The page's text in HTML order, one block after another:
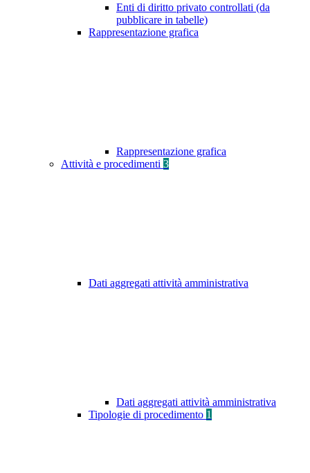
Enti di diritto privato controllati (da
pubblicare in tabelle)
Rappresentazione grafica
Rappresentazione grafica
Attività e procedimenti 3
Dati aggregati attività amministrativa
Dati aggregati attività amministrativa
Tipologie di procedimento 1